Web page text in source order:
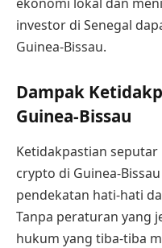
investor di Senegal
Guinea-Bissau.
Dampak
Guinea-Bissau
Ketidakpastian
crypto di Guinea-
pendekatan hati-hati
Tanpa peraturan yang
hukum yang tiba-tiba